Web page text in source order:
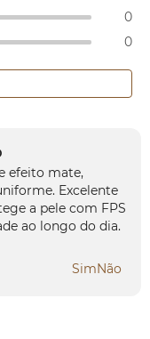
0
0
efeito mate,
Excelente
a pele com FPS
ao longo do dia.
SimNão